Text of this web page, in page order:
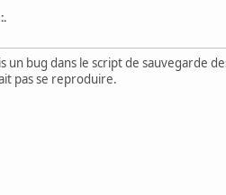
un bug dans le script de sauvegarde
pas se reproduire.